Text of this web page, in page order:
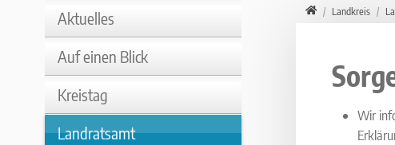
HomeLandkreis
Wir
Aktuelles
Auf einen Blick
Kreistag
Landratsamt